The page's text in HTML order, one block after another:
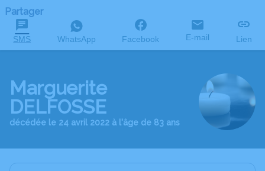
Partager
SMS WhatsApp Facebook E-mail Lien
Marguerite
DELFOSSE
décédée le 24 avril 2022 à l'âge de 83 ans